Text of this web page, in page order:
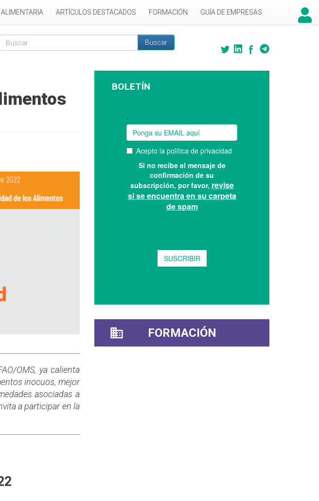
ARTÍCULOS DESTACADOS FORMACIÓN GUÍA DE EMPRESAS
Formulario de búsqueda
Buscar
OMS, ya calienta
inocuos, mejor
asociadas a
a participar en la
BOLETÍN
FORMACIÓN